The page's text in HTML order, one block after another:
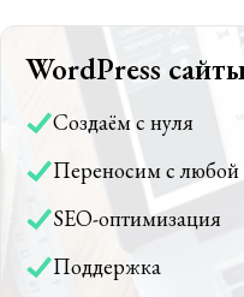
WordPress
Создаём с нуля
Переносим с любой
SEO-оптимизация
Поддержка